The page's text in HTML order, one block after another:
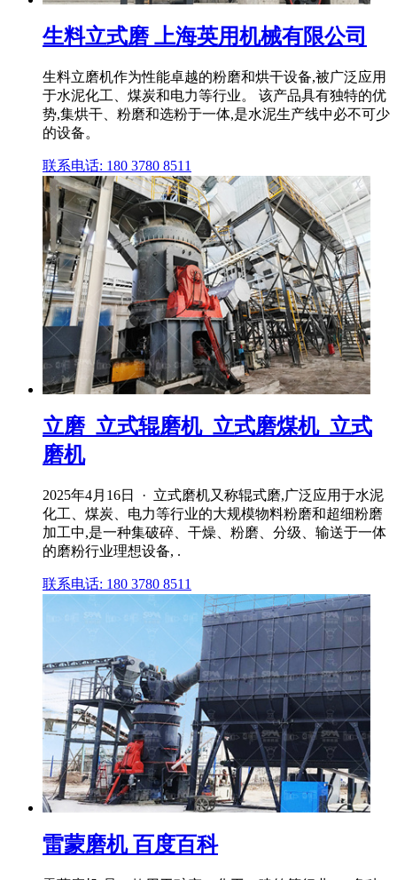
生料立式磨 上海英用机械有限公司
生料立磨机作为性能卓越的粉磨和烘干设备,被广泛应用
于水泥化工、煤炭和电力等行业。 该产品具有独特的优
势,集烘干、粉磨和选粉于一体,是水泥生产线中必不可少
的设备。
联系电话: 180 3780 8511
立磨_立式辊磨机_立式磨煤机_立式
磨机
2025年4月16日 · 立式磨机又称辊式磨,广泛应用于水泥
化工、煤炭、电力等行业的大规模物料粉磨和超细粉磨
加工中,是一种集破碎、干燥、粉磨、分级、输送于一体
的磨粉行业理想设备, .
联系电话: 180 3780 8511
雷蒙磨机 百度百科